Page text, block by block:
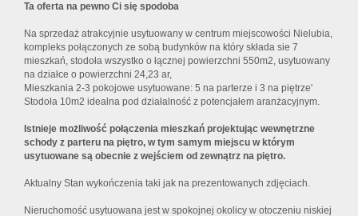
Ta oferta na pewno Ci się spodoba
Na sprzedaż atrakcyjnie usytuowany w centrum miejscowości Nielubia,
kompleks połączonych ze sobą budynków na który składa sie 7
mieszkań, stodoła wszystko o łącznej powierzchni 550m2, usytuowany
na działce o powierzchni 24,23 ar,
Mieszkania 2-3 pokojowe usytuowane: 5 na parterze i 3 na piętrze'
Stodoła 10m2 idealna pod działalność z potencjałem aranżacyjnym.
Istnieje możliwość połączenia mieszkań projektując wewnętrzne
schody z parteru na piętro, w tym samym miejscu w którym
usytuowane są obecnie z wejściem od zewnątrz na piętro.
Aktualny Stan wykończenia taki jak na prezentowanych zdjęciach.
Nieruchomość usytuowana jest w spokojnej okolicy w otoczeniu niskiej